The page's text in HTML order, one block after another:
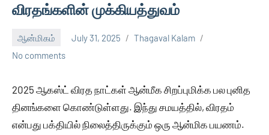
விரதங்களின் முக்கியத்துவம்
ஆன்மிகம் July 31, 2025
Thagaval Kalam
No comments
2025 ஆகஸ்ட் விரத நாட்கள் ஆன்மீக சிறப்புமிக்க பல புனித
தினங்களை கொண்டுள்ளது. இந்து சமயத்தில், விரதம்
என்பது பக்தியில் நிலைத்திருக்கும் ஒரு ஆன்மிக பயணம்.